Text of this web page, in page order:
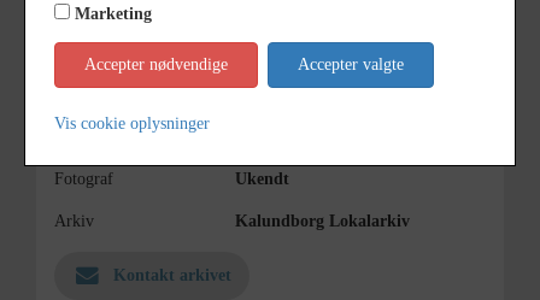
Type
Dateringsnote
Fotograf Ukendt
Arkiv Kalundborg Lokalarkiv
Kontakt arkivet
Marketing
Accepter nødvendige Accepter valgte
Vis cookie oplysninger